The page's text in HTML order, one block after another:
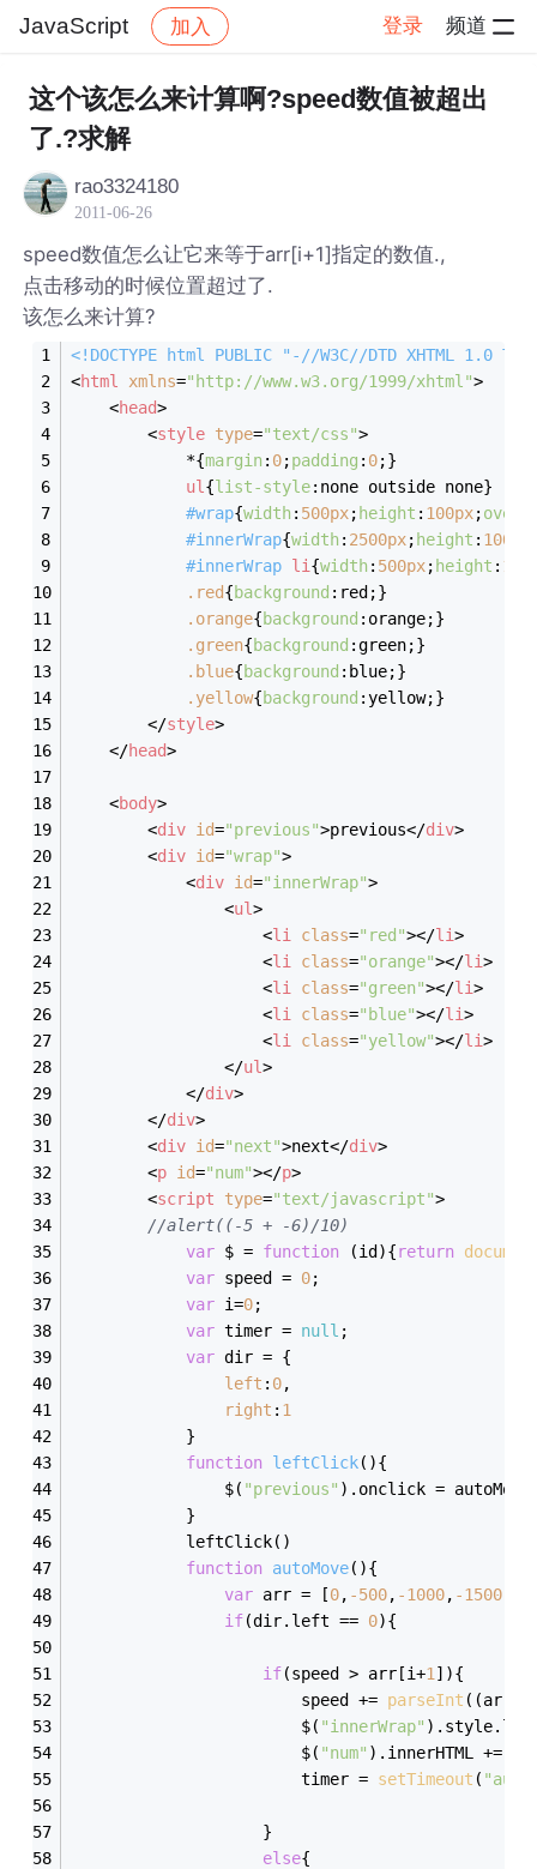
JavaScript 加入 登录 频道
社区 JavaScript 帖子详情
这个该怎么来计算啊?speed数值被超出
了.?求解
rao3324180
2011-06-26
speed数值怎么让它来等于arr[i+1]指定的数值.,
点击移动的时候位置超过了.
该怎么来计算?
<!DOCTYPE html PUBLIC
"-//W3C//DTD XHTML 1.0
<html xmlns="http://www.w3.org/1999/xhtml">
<head>
<style type="text/css">
			*{
margin: 0;padding : 0;}
ul {list-style:none outside none}
#wrap{width: 500px; height : 100px;
#innerWrap{width: 2500px; height : 100px
#innerWrap li {width: 500px; height :
.red{background :red;}
.orange{background :orange;}
.green{background :green;}
.blue{background :blue;}
.yellow{background :yellow;}
</style>
</head>
<body>
<div id="previous">previous</div>
<div id="wrap">
<div id="innerWrap">
<ul>
<li class="red"></li>
<li class="orange"></li>
<li class="green"></li>
<li class="blue"></li>
<li class="yellow"></li>
</ul>
</div>
</div>
<div id="next">next</div>
<p id="num"></p>
<script type="text/javascript">
//alert((-5 + -6)/10)
var $ = function (id ){return
var speed = 0;
var i=0;
var timer = null ;
var dir = {
left : 0,
right : 1
			}
function leftClick( ){
				$(
"previous" ).onclick =
			}
			leftClick()
function autoMove( ){
var arr = [0, -500, -1000, -1500
if(dir.left == 0){
if(speed > arr[i+1 ]){
						speed +=
parseInt
						$(
"innerWrap" ).style.left
						$(
"num" ).innerHTML += i+
						timer =
setTimeout (
					}
else{